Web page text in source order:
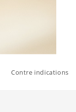
Contre indications